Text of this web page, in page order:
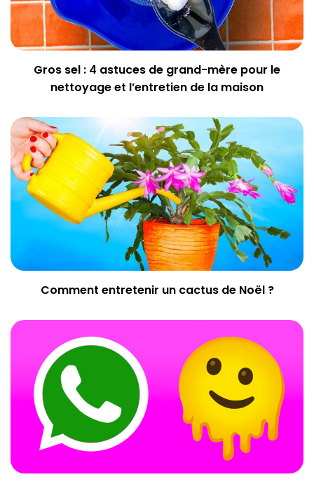
Gros sel : 4 astuces de grand-mère pour le
nettoyage et l’entretien de la maison
Comment entretenir un cactus de Noël ?